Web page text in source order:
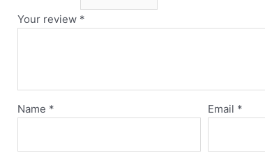
Your review *
Name * Email *